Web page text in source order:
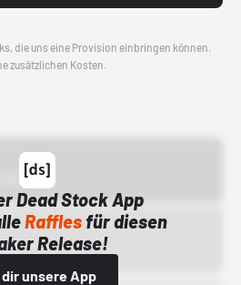
die uns eine Provision einbringen können.
zusätzlichen Kosten.
Dead Stock App
Rafflesfür diesen
Release!
dir unsere App
Uhr